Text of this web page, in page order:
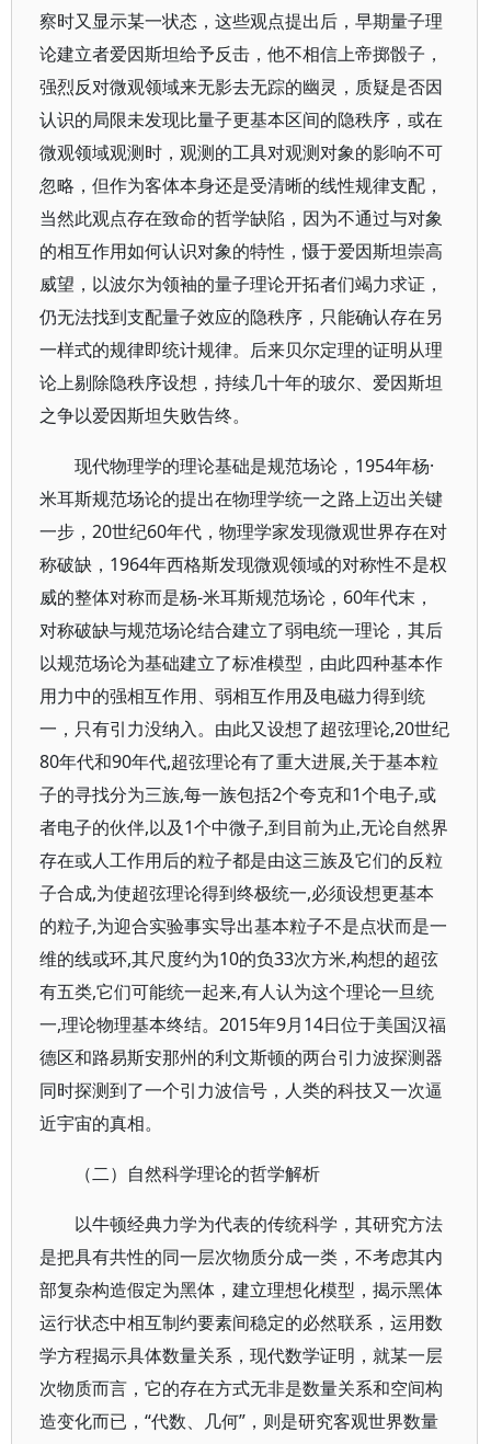
察时又显示某一状态，这些观点提出后，早期量子理
论建立者爱因斯坦给予反击，他不相信上帝掷骰子，
强烈反对微观领域来无影去无踪的幽灵，质疑是否因
认识的局限未发现比量子更基本区间的隐秩序，或在
微观领域观测时，观测的工具对观测对象的影响不可
忽略，但作为客体本身还是受清晰的线性规律支配，
当然此观点存在致命的哲学缺陷，因为不通过与对象
的相互作用如何认识对象的特性，慑于爱因斯坦崇高
威望，以波尔为领袖的量子理论开拓者们竭力求证，
仍无法找到支配量子效应的隐秩序，只能确认存在另
一样式的规律即统计规律。后来贝尔定理的证明从理
论上剔除隐秩序设想，持续几十年的玻尔、爱因斯坦
之争以爱因斯坦失败告终。
现代物理学的理论基础是规范场论，1954年杨·
米耳斯规范场论的提出在物理学统一之路上迈出关键
一步，20世纪60年代，物理学家发现微观世界存在对
称破缺，1964年西格斯发现微观领域的对称性不是权
威的整体对称而是杨-米耳斯规范场论，60年代末，
对称破缺与规范场论结合建立了弱电统一理论，其后
以规范场论为基础建立了标准模型，由此四种基本作
用力中的强相互作用、弱相互作用及电磁力得到统
一，只有引力没纳入。由此又设想了超弦理论,20世纪
80年代和90年代,超弦理论有了重大进展,关于基本粒
子的寻找分为三族,每一族包括2个夸克和1个电子,或
者电子的伙伴,以及1个中微子,到目前为止,无论自然界
存在或人工作用后的粒子都是由这三族及它们的反粒
子合成,为使超弦理论得到终极统一,必须设想更基本
的粒子,为迎合实验事实导出基本粒子不是点状而是一
维的线或环,其尺度约为10的负33次方米,构想的超弦
有五类,它们可能统一起来,有人认为这个理论一旦统
一,理论物理基本终结。2015年9月14日位于美国汉福
德区和路易斯安那州的利文斯顿的两台引力波探测器
同时探测到了一个引力波信号，人类的科技又一次逼
近宇宙的真相。
（二）自然科学理论的哲学解析
以牛顿经典力学为代表的传统科学，其研究方法
是把具有共性的同一层次物质分成一类，不考虑其内
部复杂构造假定为黑体，建立理想化模型，揭示黑体
运行状态中相互制约要素间稳定的必然联系，运用数
学方程揭示具体数量关系，现代数学证明，就某一层
次物质而言，它的存在方式无非是数量关系和空间构
造变化而已，“代数、几何”，则是研究客观世界数量